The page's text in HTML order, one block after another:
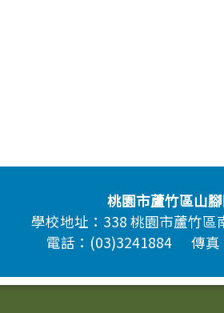
桃園市蘆竹區山
學校地址：338 桃園市蘆竹區
電話：(03)3241884 傳真